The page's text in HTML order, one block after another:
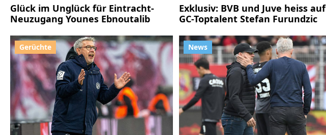
Glück im Unglück für Eintracht-
Neuzugang Younes Ebnoutalib
Exklusiv: BVB und Juve heiss auf
GC-Toptalent Stefan Furundzic